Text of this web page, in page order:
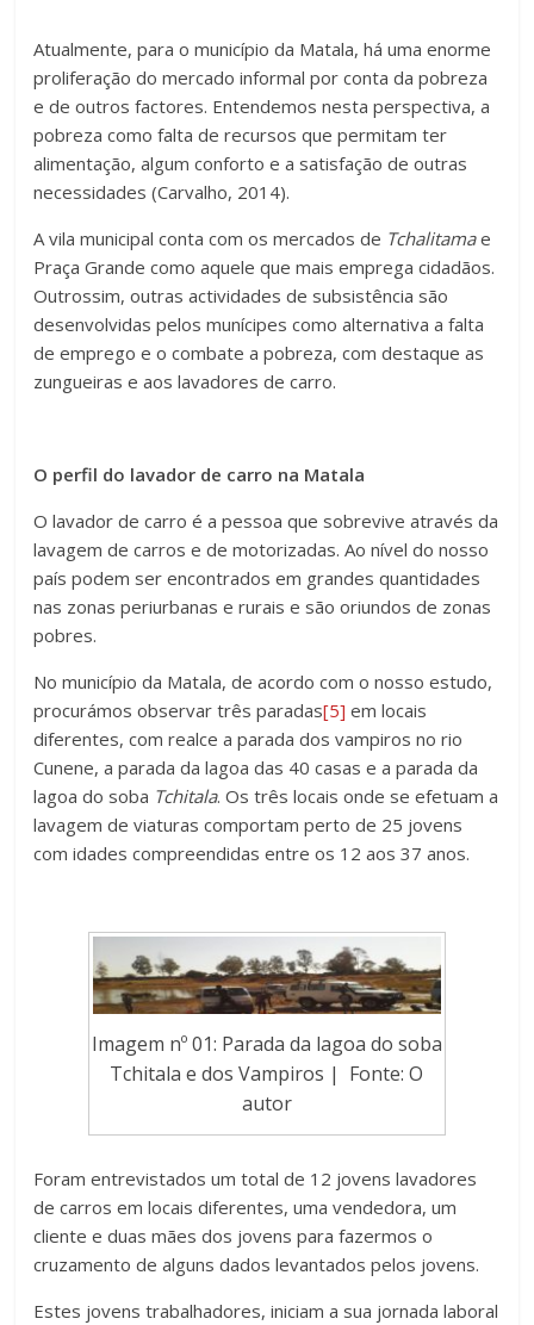
Atualmente, para o município da Matala, há uma enorme
proliferação do mercado informal por conta da pobreza
e de outros factores. Entendemos nesta perspectiva, a
pobreza como falta de recursos que permitam ter
alimentação, algum conforto e a satisfação de outras
necessidades (Carvalho, 2014).
A vila municipal conta com os mercados de Tchalitamae
Praça Grande como aquele que mais emprega cidadãos.
Outrossim, outras actividades de subsistência são
desenvolvidas pelos munícipes como alternativa a falta
de emprego e o combate a pobreza, com destaque as
zungueiras e aos lavadores de carro.
O perfil do lavador de carro na Matala
O lavador de carro é a pessoa que sobrevive através da
lavagem de carros e de motorizadas. Ao nível do nosso
país podem ser encontrados em grandes quantidades
nas zonas periurbanas e rurais e são oriundos de zonas
pobres.
No município da Matala, de acordo com o nosso estudo,
procurámos observar três paradas[5] em locais
diferentes, com realce a parada dos vampiros no rio
Cunene, a parada da lagoa das 40 casas e a parada da
lagoa do soba Tchitala. Os três locais onde se efetuam a
lavagem de viaturas comportam perto de 25 jovens
com idades compreendidas entre os 12 aos 37 anos.
Imagem nº 01: Parada da lagoa do soba
Tchitala e dos Vampiros | Fonte: O
autor
Foram entrevistados um total de 12 jovens lavadores
de carros em locais diferentes, uma vendedora, um
cliente e duas mães dos jovens para fazermos o
cruzamento de alguns dados levantados pelos jovens.
Estes jovens trabalhadores, iniciam a sua jornada laboral